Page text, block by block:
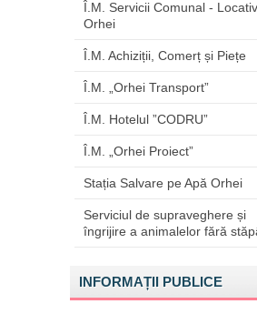
Î.M. Servicii Comunal -
Orhei
Î.M. Achiziții, Comerț și Piețe
Î.M. „Orhei Transport”
Î.M. Hotelul ”CODRU”
Î.M. „Orhei Proiect”
Stația Salvare pe Apă Orhei
Serviciul de supraveghere și
îngrijire a animalelor fără
INFORMAȚII PUBLICE